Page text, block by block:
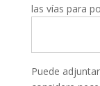
las vías para
Puede